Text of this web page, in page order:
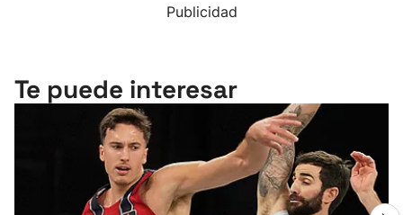
Publicidad
Te puede interesar